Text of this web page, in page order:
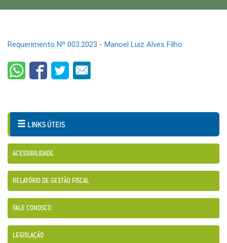
Requerimento Nº 003.2023 - Manoel Luiz Alves Filho
LINKS ÚTEIS
ACESSIBILIDADE
RELATÓRIO DE GESTÃO FISCAL
FALE CONOSCO
LEGISLAÇÃO